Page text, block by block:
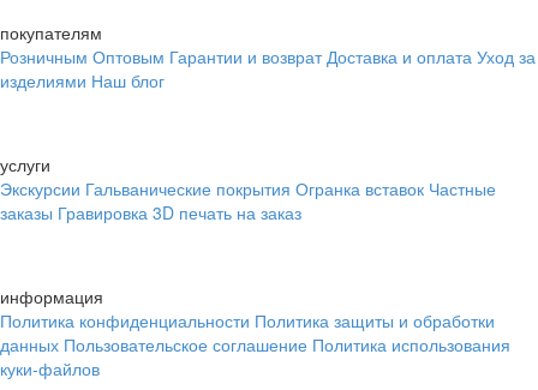
покупателям
Розничным Оптовым Гарантии и возврат Доставка и оплата Уход за
изделиями Наш блог
услуги
Экскурсии Гальванические покрытия Огранка вставок Частные
заказы Гравировка 3D печать на заказ
информация
Политика конфиденциальности Политика защиты и обработки
данных Пользовательское соглашение Политика использования
куки-файлов